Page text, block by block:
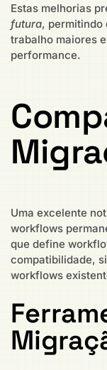
Estas melhorias
futura, permitindo
trabalho maiores
performance.
Uma excelente
workflows
que define
compatibilidade,
workflows